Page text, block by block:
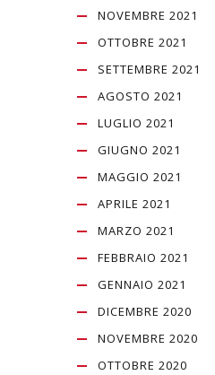
NOVEMBRE 2021
OTTOBRE 2021
SETTEMBRE 2021
AGOSTO 2021
LUGLIO 2021
GIUGNO 2021
MAGGIO 2021
APRILE 2021
MARZO 2021
FEBBRAIO 2021
GENNAIO 2021
DICEMBRE 2020
NOVEMBRE 2020
OTTOBRE 2020